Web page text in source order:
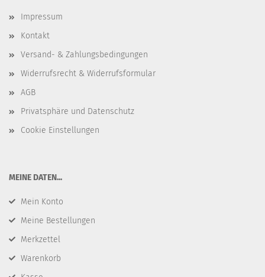
Impressum
Kontakt
Versand- & Zahlungsbedingungen
Widerrufsrecht & Widerrufsformular
AGB
Privatsphäre und Datenschutz
Cookie Einstellungen
​MEINE DATEN...
Mein Konto
Meine Bestellungen
Merkzettel
Warenkorb